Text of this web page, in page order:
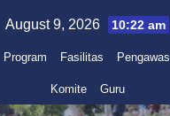
August 9, 2026 10:22 am
Program Fasilitas Pengawas
Komite Guru